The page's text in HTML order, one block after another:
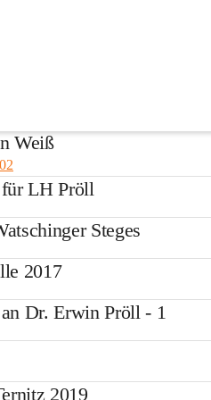
Weiß
für LH Pröll
Steges
2017
Dr. Erwin Pröll - 1
2019